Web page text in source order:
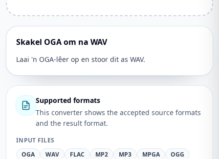
Skakel OGA om na WAV
Laai 'n OGA-lêer op en stoor dit as WAV.
Supported formats
This converter shows the accepted source formats
and the result format.
INPUT FILES
OGA
WAV FLAC MP2 MP3 MPGA
OGG